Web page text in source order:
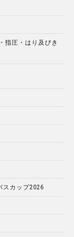
指圧・はり及びき
スカップ2026